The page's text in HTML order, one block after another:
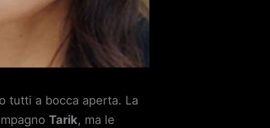
tutti a bocca aperta. La
Tarik, ma le